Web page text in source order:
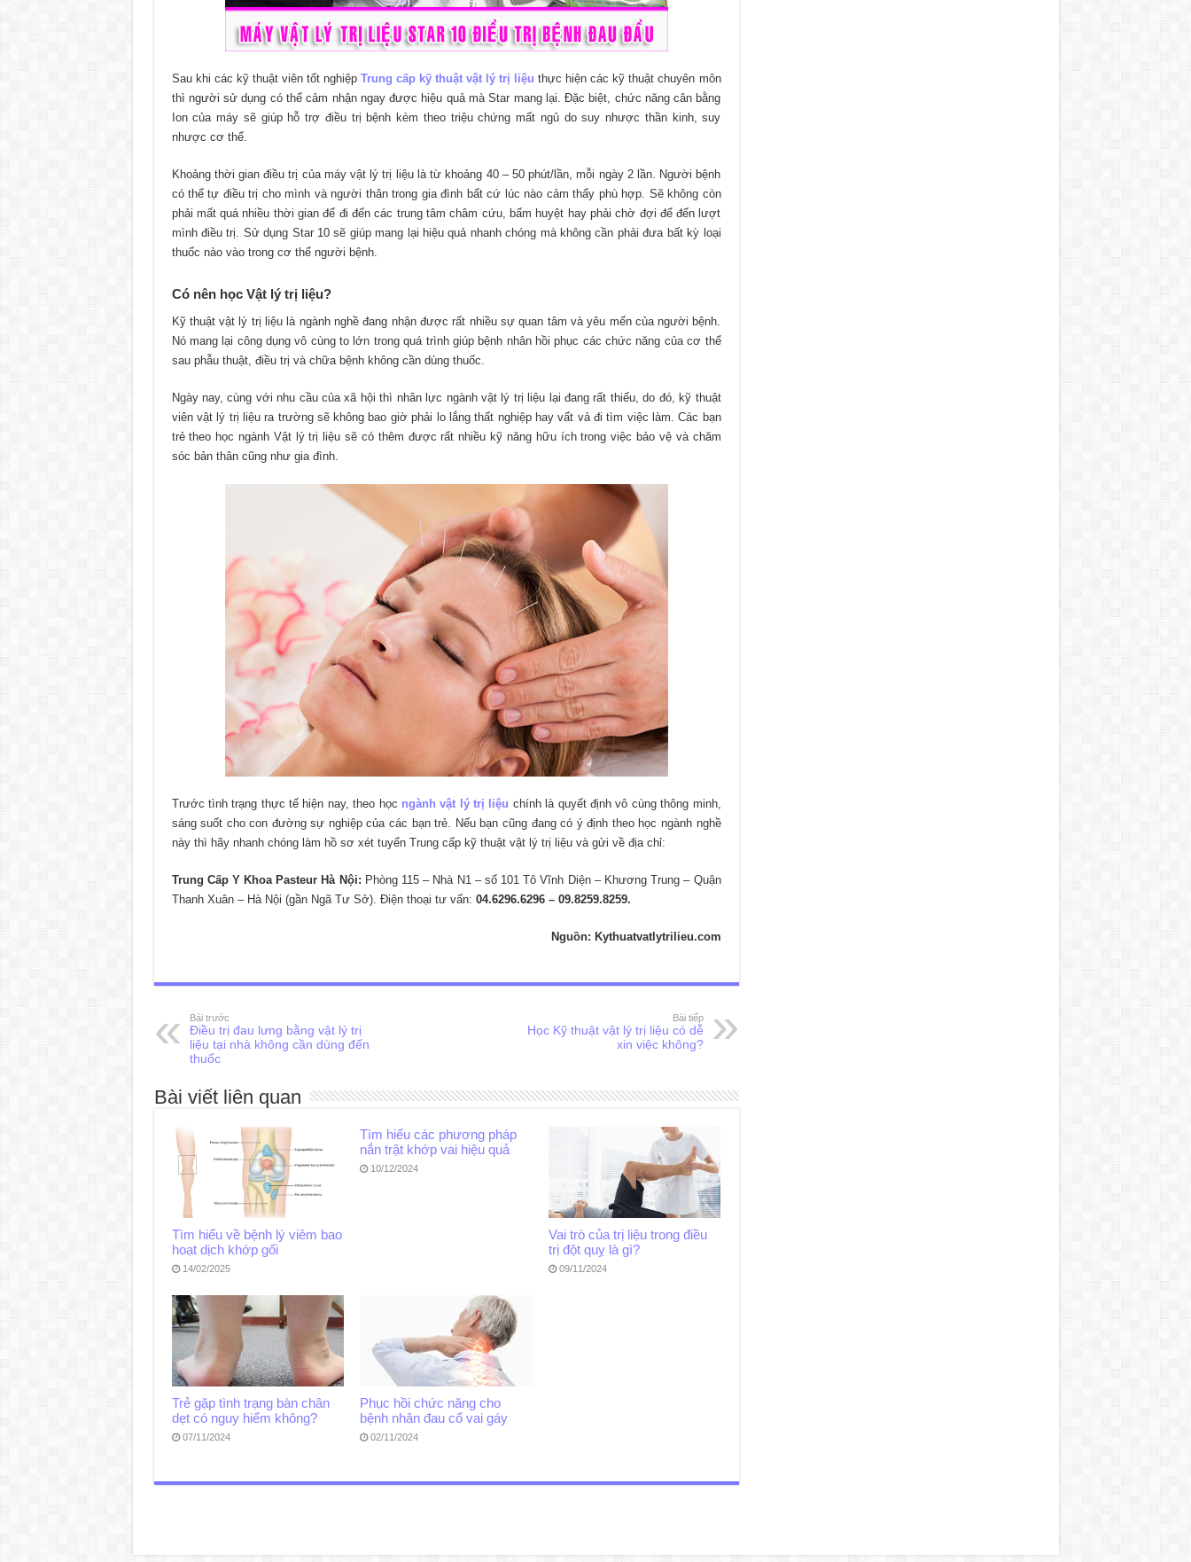
Sau khi các kỹ thuật viên tốt nghiệp Trung cấp kỹ thuật vật lý trị liệu thực hiện các kỹ thuật chuyên môn
thì người sử dụng có thể cảm nhận ngay được hiệu quả mà Star mang lại. Đặc biệt, chức năng cân bằng
Ion của máy sẽ giúp hỗ trợ điều trị bệnh kèm theo triệu chứng mất ngủ do suy nhược thần kinh, suy
nhược cơ thể.
Khoảng thời gian điều trị của máy vật lý trị liệu là từ khoảng 40 – 50 phút/lần, mỗi ngày 2 lần. Người bệnh
có thể tự điều trị cho mình và người thân trong gia đình bất cứ lúc nào cảm thấy phù hợp. Sẽ không còn
phải mất quá nhiều thời gian để đi đến các trung tâm châm cứu, bấm huyệt hay phải chờ đợi để đến lượt
mình điều trị. Sử dụng Star 10 sẽ giúp mang lại hiệu quả nhanh chóng mà không cần phải đưa bất kỳ loại
thuốc nào vào trong cơ thể người bệnh.
Có nên học Vật lý trị liệu?
Kỹ thuật vật lý trị liệu là ngành nghề đang nhận được rất nhiều sự quan tâm và yêu mến của người bệnh.
Nó mang lại công dụng vô cùng to lớn trong quá trình giúp bệnh nhân hồi phục các chức năng của cơ thể
sau phẫu thuật, điều trị và chữa bệnh không cần dùng thuốc.
Ngày nay, cùng với nhu cầu của xã hội thì nhân lực ngành vật lý trị liệu lại đang rất thiếu, do đó, kỹ thuật
viên vật lý trị liệu ra trường sẽ không bao giờ phải lo lắng thất nghiệp hay vất vả đi tìm việc làm. Các bạn
trẻ theo học ngành Vật lý trị liệu sẽ có thêm được rất nhiều kỹ năng hữu ích trong việc bảo vệ và chăm
sóc bản thân cũng như gia đình.
Trước tình trạng thực tế hiện nay, theo học ngành vật lý trị liệu chính là quyết định vô cùng thông minh,
sáng suốt cho con đường sự nghiệp của các bạn trẻ. Nếu bạn cũng đang có ý định theo học ngành nghề
này thì hãy nhanh chóng làm hồ sơ xét tuyển Trung cấp kỹ thuật vật lý trị liệu và gửi về địa chỉ:
Trung Cấp Y Khoa Pasteur Hà Nội: Phòng 115 – Nhà N1 – số 101 Tô Vĩnh Diện – Khương Trung – Quận
Thanh Xuân – Hà Nội (gần Ngã Tư Sở). Điện thoại tư vấn: 04.6296.6296 – 09.8259.8259.
Nguồn: Kythuatvatlytrilieu.com
Bài trước
Điều trị đau lưng bằng vật lý trị
liệu tại nhà không cần dùng đến
thuốc
Bài tiếp
Học Kỹ thuật vật lý trị liệu có dễ
xin việc không?
Bài viết liên quan
Tìm hiểu về bệnh lý viêm bao
hoạt dịch khớp gối
14/02/2025
Tìm hiểu các phương pháp
nắn trật khớp vai hiệu quả
10/12/2024
Vai trò của trị liệu trong điều
trị đột quỵ là gì?
09/11/2024
Trẻ gặp tình trạng bàn chân
dẹt có nguy hiểm không?
07/11/2024
Phục hồi chức năng cho
bệnh nhân đau cổ vai gáy
02/11/2024